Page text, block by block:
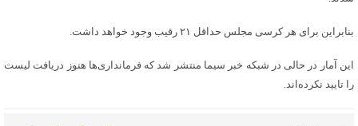
بنابراین برای هر کرسی مجلس حداقل ۲۱ رقیب وجود خواهد داشت.
این آمار در حالی در شبکه خبر سیما منتشر شد که فرمانداری‌ها هنوز دریافت لیست
را تایید نکرده‌اند.